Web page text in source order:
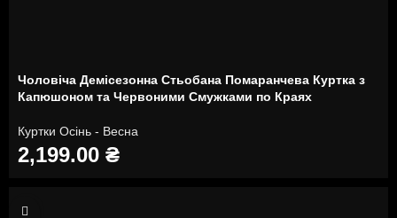
Чоловіча Демісезонна Стьобана Помаранчева Куртка з
Капюшоном та Червоними Смужками по Краях
Куртки Осінь - Весна
2,199.00 ₴
M